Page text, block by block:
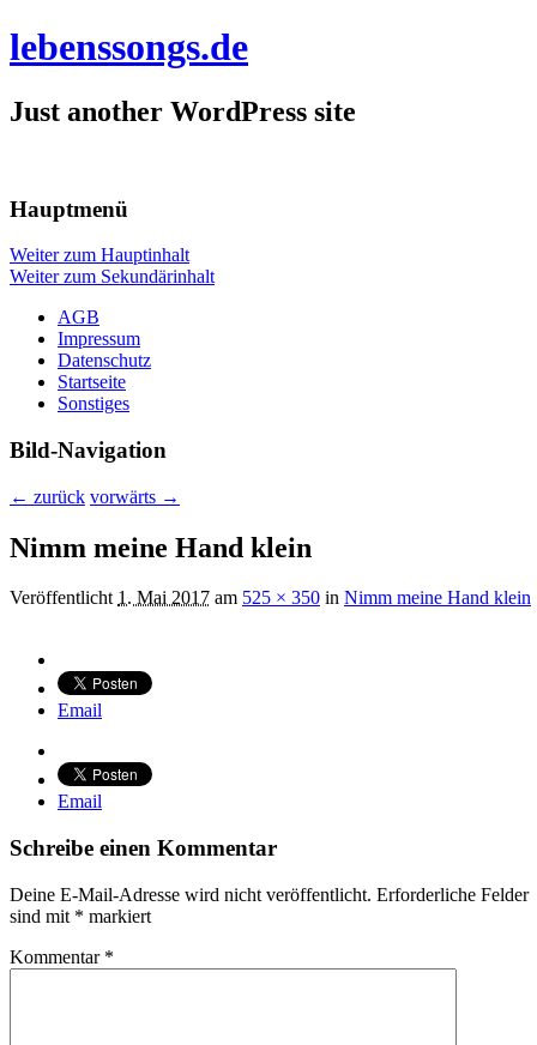
lebenssongs.de
Just another WordPress site
Hauptmenü
Weiter zum Hauptinhalt
Weiter zum Sekundärinhalt
AGB
Impressum
Datenschutz
Startseite
Sonstiges
Bild-Navigation
← zurück vorwärts →
Nimm meine Hand klein
Veröffentlicht 1. Mai 2017 am 525 × 350 in Nimm meine Hand klein
Email
Email
Schreibe einen Kommentar
Deine E-Mail-Adresse wird nicht veröffentlicht. Erforderliche Felder
sind mit * markiert
Kommentar *